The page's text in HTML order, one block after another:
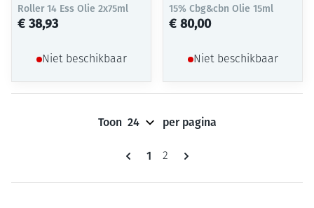
Roller 14 Ess Olie 2x75ml
€ 38,93
Niet beschikbaar
15% Cbg&cbn Olie 15ml
€ 80,00
Niet beschikbaar
Pagina's
U lees momenteel pagina
1 Pagina
2
Toon per pagina